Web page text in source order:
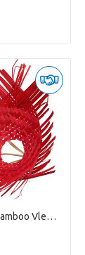
Bouquet holder Bamboo Vlecht D30cm